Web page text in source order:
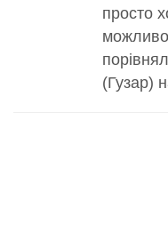
просто
(Гузар)